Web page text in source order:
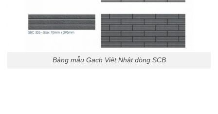
Bảng mẫu Gạch Việt Nhật dòng SCB